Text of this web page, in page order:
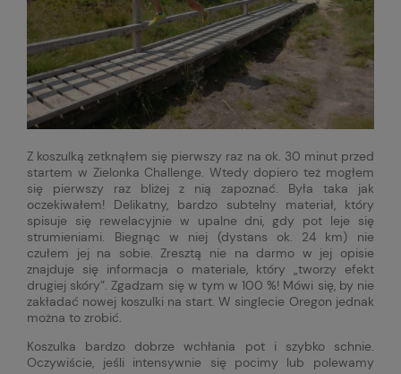
Z koszulką zetknąłem się pierwszy raz na ok. 30 minut przed
startem w Zielonka Challenge. Wtedy dopiero też mogłem
się pierwszy raz bliżej z nią zapoznać. Była taka jak
oczekiwałem! Delikatny, bardzo subtelny materiał, który
spisuje się rewelacyjnie w upalne dni, gdy pot leje się
strumieniami. Biegnąc w niej (dystans ok. 24 km) nie
czułem jej na sobie. Zresztą nie na darmo w jej opisie
znajduje się informacja o materiale, który „tworzy efekt
drugiej skóry”. Zgadzam się w tym w 100 %! Mówi się, by nie
zakładać nowej koszulki na start. W singlecie Oregon jednak
można to zrobić.
Koszulka bardzo dobrze wchłania pot i szybko schnie.
Oczywiście, jeśli intensywnie się pocimy lub polewamy